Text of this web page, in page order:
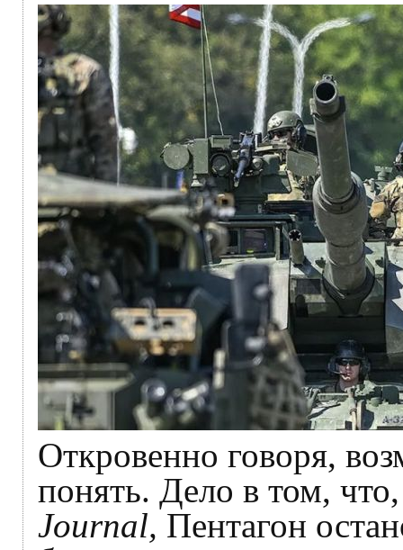
Откровенно говоря,
понять. Дело в том,
Journal, Пентагон